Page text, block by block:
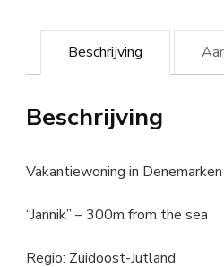
Beschrijving
Beschrijving
Vakantiewoning in Denemarken
“Jannik” – 300m from the sea
Regio: Zuidoost-Jutland